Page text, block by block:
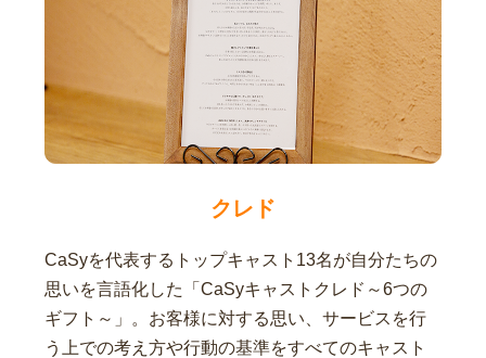
クレド
CaSyを代表するトップキャスト13名が自分たちの
思いを言語化した「CaSyキャストクレド～6つの
ギフト～」。お客様に対する思い、サービスを行
う上での考え方や行動の基準をすべてのキャスト